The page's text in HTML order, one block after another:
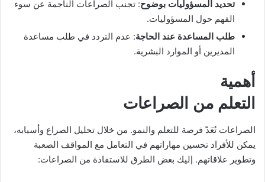
تحديد المسؤوليات بوضوح: تجنب الصراعات الناجمة عن سوء
الفهم حول المسؤوليات.
طلب المساعدة عند الحاجة: عدم التردد في طلب مساعدة
المديرين أو الموارد البشرية.
أهمية
التعلم من الصراعات
الصراعات تُعَدّ فرصة للتعلم والنمو. من خلال تحليل الصراع وأسبابه،
يمكن للأفراد تحسين مهاراتهم في التعامل مع المواقف الصعبة
وتطوير علاقاتهم. إليك بعض الطرق للاستفادة من الصراعات: